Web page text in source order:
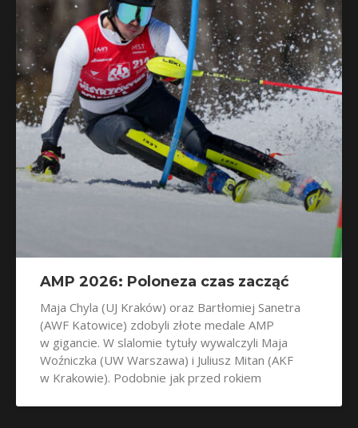
AMP 2026: Poloneza czas zacząć
Maja Chyla (UJ Kraków) oraz Bartłomiej Sanetra
(AWF Katowice) zdobyli złote medale AMP
w gigancie. W slalomie tytuły wywalczyli Maja
Woźniczka (UW Warszawa) i Juliusz Mitan (AKF
w Krakowie). Podobnie jak przed rokiem